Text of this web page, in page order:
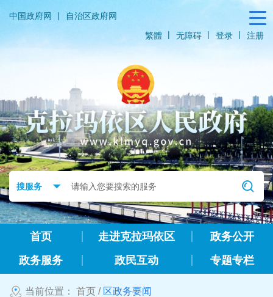
中国政府网 |
自治区政府网
繁體
| 无障碍 | 登录 | 注册
首页 走进克拉玛依区
政务公开
政务服务
政民互动 专题专栏
当前位置： 首页 / 区政务要闻